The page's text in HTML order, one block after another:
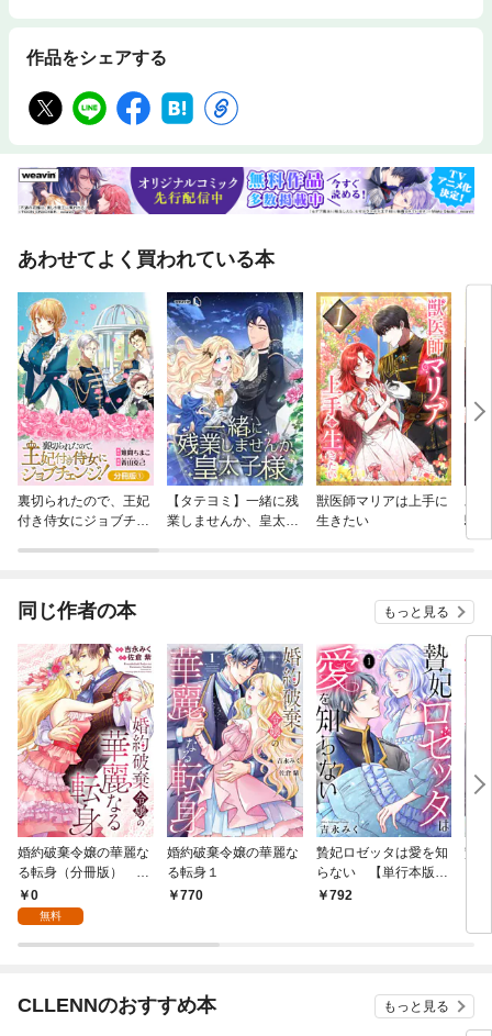
作品をシェアする
あわせてよく買われている本
裏切られたので、王妃
付き侍女にジョブチェ
【タテヨミ】一緒に残
業しませんか、皇太子
獣医師マリアは上手に
生きたい
旦
馴
で
同じ作者の本 もっと見る
婚約破棄令嬢の華麗な
る転身（分冊版） 第
１話
0
無料
婚約破棄令嬢の華麗な
る転身１
770
贄妃ロゼッタは愛を知
らない 【単行本版／
描き下ろしオマケつ
792
贄
CLLENNのおすすめ本 もっと見る